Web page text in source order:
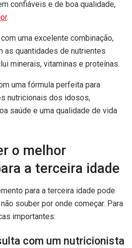
confiáveis e de boa qualidade,
.
uma excelente combinação,
as quantidades de nutrientes
minerais, vitaminas e proteínas.
uma fórmula perfeita para
nutricionais dos idosos,
saúde e uma qualidade de vida
o melhor
a terceira idade
para a terceira idade pode
souber por onde começar. Para
importantes:
com um nutricionista